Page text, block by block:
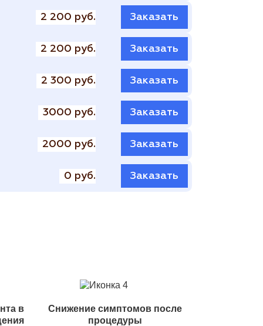
2 200 руб. Заказать
2 200 руб. Заказать
2 300 руб. Заказать
3000 руб. Заказать
2000 руб. Заказать
0 руб. Заказать
в
Снижение симптомов после
процедуры